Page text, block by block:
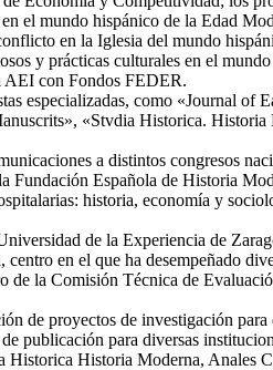
el mundo hispánico de la Edad
en la Iglesia del mundo
y prácticas culturales en el
con Fondos FEDER.
especializadas, como «Journal
«Stvdia Historica.
a distintos congresos
Fundación Española de Historia
historia, economía y
de la Experiencia de
centro en el que ha desempeñado
de la Comisión Técnica de
de proyectos de investigación
publicación para diversas
Historica Historia Moderna, Anales